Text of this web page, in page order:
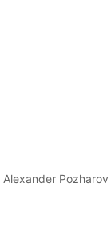
Alexander Pozharov